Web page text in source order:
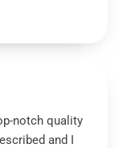
notch quality
and I